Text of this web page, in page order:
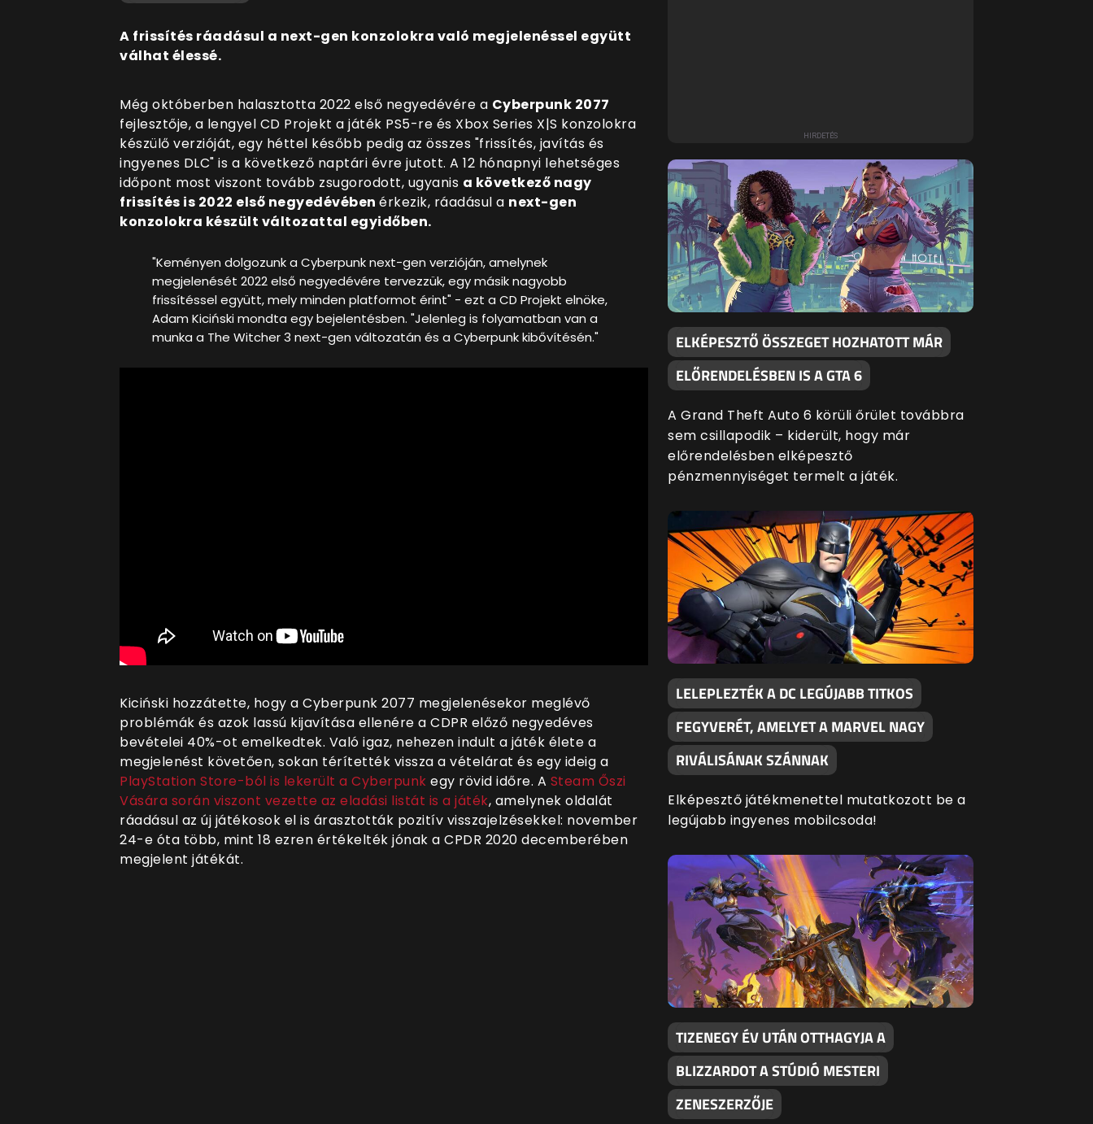
A frissítés ráadásul a next-gen konzolokra való megjelenéssel együtt
válhat élessé.
Még októberben halasztotta 2022 első negyedévére a Cyberpunk 2077
fejlesztője, a lengyel CD Projekt a játék PS5-re és Xbox Series X|S konzolokra
készülő verzióját, egy héttel később pedig az összes "frissítés, javítás és
ingyenes DLC" is a következő naptári évre jutott. A 12 hónapnyi lehetséges
időpont most viszont tovább zsugorodott, ugyanis a következő nagy
frissítés is 2022 első negyedévében érkezik, ráadásul a next-gen
konzolokra készült változattal egyidőben.
"Keményen dolgozunk a Cyberpunk next-gen verzióján, amelynek
megjelenését 2022 első negyedévére tervezzük, egy másik nagyobb
frissítéssel együtt, mely minden platformot érint" - ezt a CD Projekt elnöke,
Adam Kiciński mondta egy bejelentésben. "Jelenleg is folyamatban van a
munka a The Witcher 3 next-gen változatán és a Cyberpunk kibővítésén."
Kiciński hozzátette, hogy a Cyberpunk 2077 megjelenésekor meglévő
problémák és azok lassú kijavítása ellenére a CDPR előző negyedéves
bevételei 40%-ot emelkedtek. Való igaz, nehezen indult a játék élete a
megjelenést követően, sokan térítették vissza a vételárat és egy ideig a
PlayStation Store-ból is lekerült a Cyberpunk egy rövid időre. A Steam Őszi
Vására során viszont vezette az eladási listát is a játék, amelynek oldalát
ráadásul az új játékosok el is árasztották pozitív visszajelzésekkel: november
24-e óta több, mint 18 ezren értékelték jónak a CPDR 2020 decemberében
megjelent játékát.
ELKÉPESZTŐ ÖSSZEGET HOZHATOTT MÁR
ELŐRENDELÉSBEN IS A GTA 6
A Grand Theft Auto 6 körüli őrület továbbra
sem csillapodik – kiderült, hogy már
előrendelésben elképesztő
pénzmennyiséget termelt a játék.
LELEPLEZTÉK A DC LEGÚJABB TITKOS
FEGYVERÉT, AMELYET A MARVEL NAGY
RIVÁLISÁNAK SZÁNNAK
Elképesztő játékmenettel mutatkozott be a
legújabb ingyenes mobilcsoda!
TIZENEGY ÉV UTÁN OTTHAGYJA A
BLIZZARDOT A STÚDIÓ MESTERI
ZENESZERZŐJE